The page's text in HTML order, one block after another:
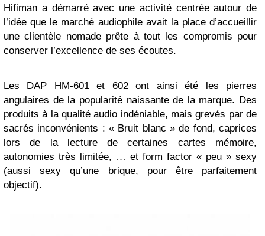
Hifiman a démarré avec une activité centrée autour de
l’idée que le marché audiophile avait la place d’accueillir
une clientèle nomade prête à tout les compromis pour
conserver l’excellence de ses écoutes.
Les DAP HM-601 et 602 ont ainsi été les pierres
angulaires de la popularité naissante de la marque. Des
produits à la qualité audio indéniable, mais grevés par de
sacrés inconvénients : « Bruit blanc » de fond, caprices
lors de la lecture de certaines cartes mémoire,
autonomies très limitée, … et form factor « peu » sexy
(aussi sexy qu’une brique, pour être parfaitement
objectif).